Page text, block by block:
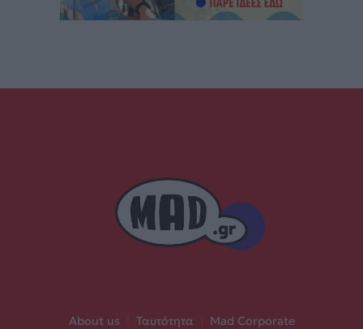
About us Ταυτότητα
Mad Corporate